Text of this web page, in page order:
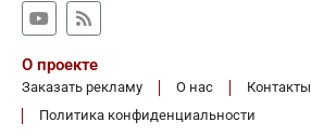
О проекте
Заказать рекламу О нас
Контакты
Политика конфиденциальности